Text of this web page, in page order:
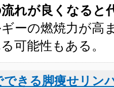
れが良くなると
ーの燃焼力が高
可能性もある。
できる脚痩せリン